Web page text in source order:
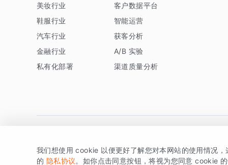
美妆行业
鞋服行业
汽车行业
金融行业
私有化部署
客户数据平台
智能运营
获客分析
A/B 实验
渠道质量分析
版权所有 © 北京易数科技有限公司SDK相关说明 京ICP备
我们想使用 cookie 以便更好了解您对本网站的使用情况
的 隐私协议。如你点击同意按钮，将视为您同意 cookie 的